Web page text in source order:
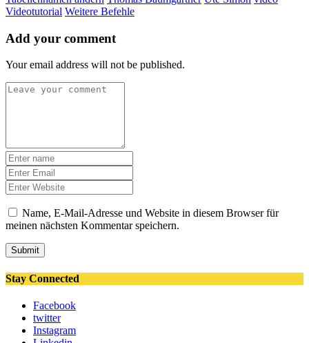
Videotutorial Weitere Befehle
Add your comment
Your email address will not be published.
Name, E-Mail-Adresse und Website in diesem Browser für
meinen nächsten Kommentar speichern.
Submit
Stay Connected
Facebook
twitter
Instagram